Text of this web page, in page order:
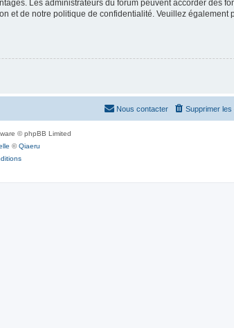
Les administrateurs du forum peuvent accorder des
et de notre politique de confidentialité. Veuillez également
Supprimer les
Nous contacter
© phpBB Limited
©Qiaeru